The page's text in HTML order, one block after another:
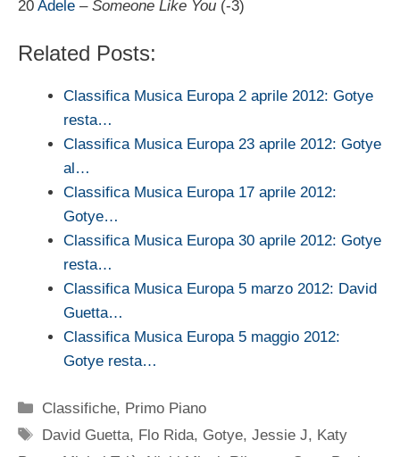
20 Adele –Someone Like You (-3)
Related Posts:
Classifica Musica Europa 2 aprile 2012: Gotye
resta…
Classifica Musica Europa 23 aprile 2012: Gotye
al…
Classifica Musica Europa 17 aprile 2012:
Gotye…
Classifica Musica Europa 30 aprile 2012: Gotye
resta…
Classifica Musica Europa 5 marzo 2012: David
Guetta…
Classifica Musica Europa 5 maggio 2012:
Gotye resta…
Categorie
Classifiche, Primo Piano
Tag
David Guetta, Flo Rida, Gotye,Jessie J, Katy